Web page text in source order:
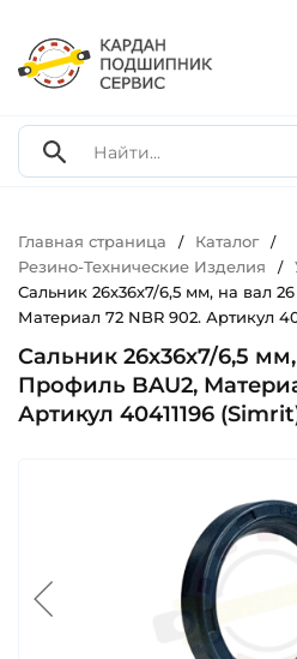
Главная страница / Каталог /
Резино-Технические Изделия /
Сальник 26х36х7/6,5 мм, на вал
Материал 72 NBR 902. Артикул
Сальник 26х36х7/6,5
Профиль BAU2,
Артикул 40411196